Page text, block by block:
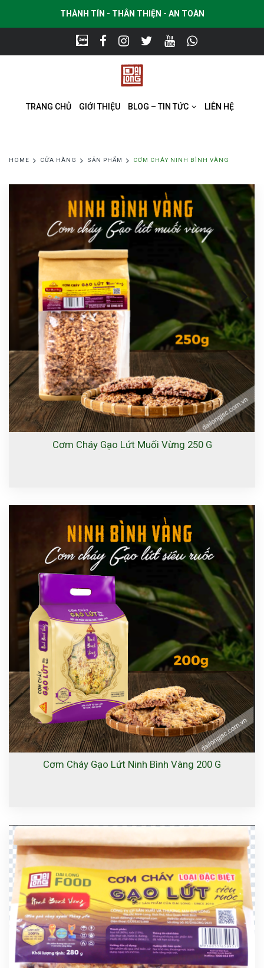
THÀNH TÍN - THÂN THIỆN - AN TOÀN
TRANG CHỦ GIỚI THIỆU BLOG – TIN TỨC LIÊN HỆ
HOME CỬA HÀNG SẢN PHẨM CƠM CHÁY NINH BÌNH VÀNG
Cơm Cháy Gạo Lứt Muối Vừng 250 G
Cơm Cháy Gạo Lứt Ninh Bình Vàng 200 G